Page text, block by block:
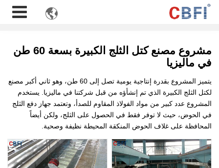

مشروع مصنع كتل الثلج الكبيرة بسعة 60 طن
في ماليزيا
يتميز المشروع بقدرة إنتاجية يومية تصل إلى 60 طن، وهو ثاني أكبر مصنع
لكتل الثلج الكبيرة الذي تم إنشأؤه من قبل شركتنا في ماليزيا. يستخدم
المشروع عدد كبير من مواد الفولاذ المقاوم للصدأ، وتعتمد جهاز دفع الثلج
في الحوض، حيث لا توفر فقط في الحصول على الثلج، ولكن أيضاً
المحافظة على غلاف الحوض المنكقة المحيطة نظيفة وصحية.